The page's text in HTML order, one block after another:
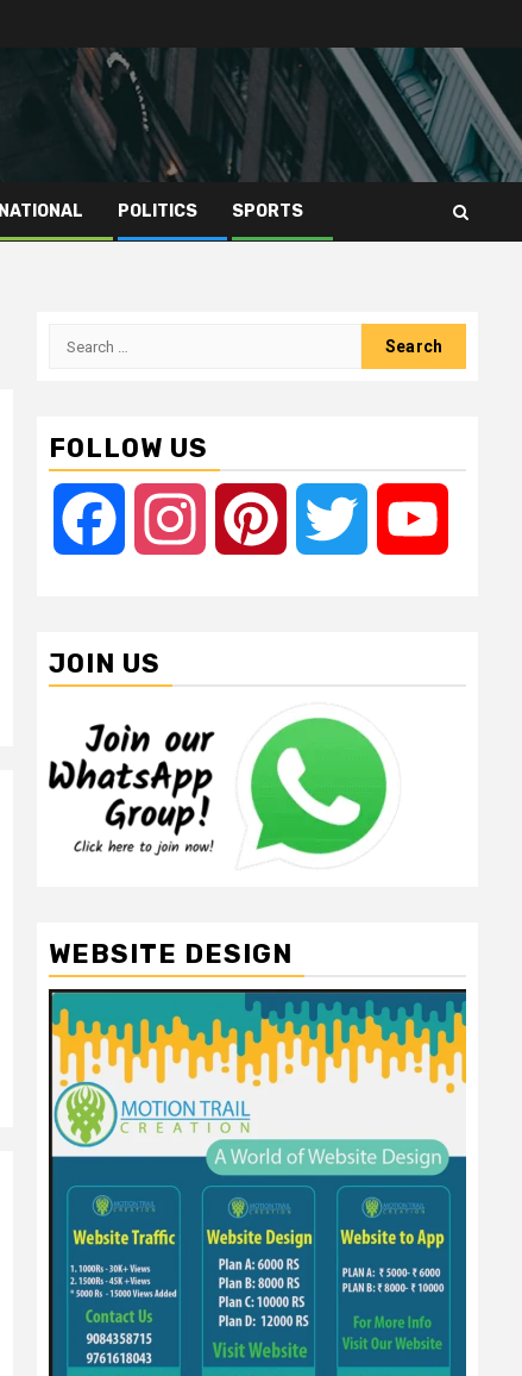
POLITICS SPORTS
Search
FOLLOW US
Facebook Instagram Pinterest Twitter
JOIN US
WEBSITE DESIGN